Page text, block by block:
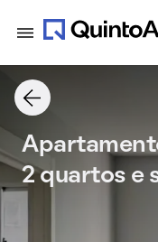
2 quartos e